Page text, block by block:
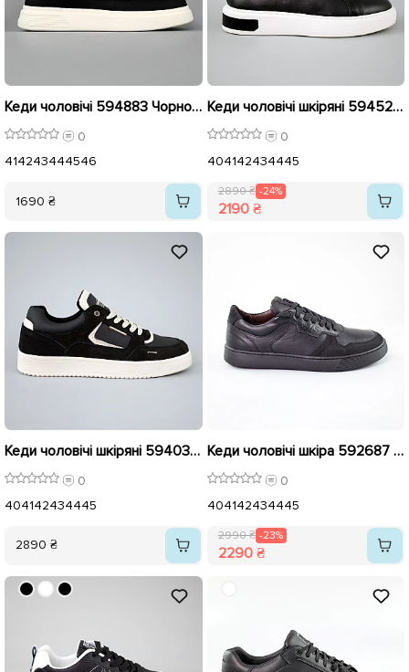
Кеди чоловічі 594883 Чорно-білі
0
414243444546
1690 ₴
Кеди чоловічі шкіряні 594526 Чорні розпродаж
0
404142434445
2890 ₴ -24%
2190 ₴
Кеди чоловічі шкіряні 594033 Чорні
0
404142434445
2890 ₴
Кеди чоловічі шкіра 592687 Чорні розпродаж
0
404142434445
2990 ₴ -23%
2290 ₴